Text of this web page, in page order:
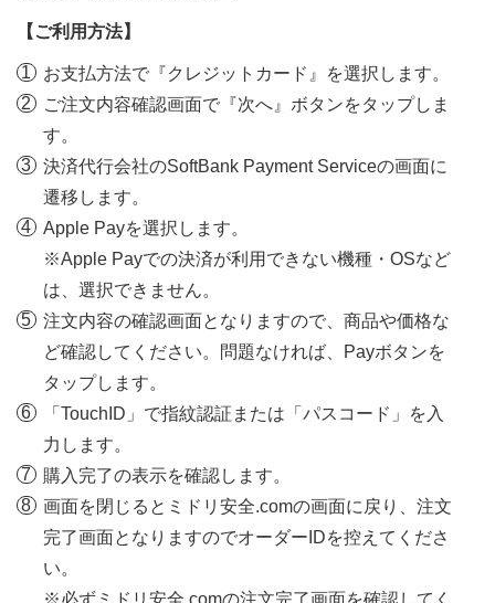
【ご利用方法】
お支払方法で『クレジットカード』を選択します。
ご注文内容確認画面で『次へ』ボタンをタップしま
す。
決済代行会社のSoftBank Payment Serviceの画面に
遷移します。
Apple Payを選択します。
※Apple Payでの決済が利用できない機種・OSなど
は、選択できません。
注文内容の確認画面となりますので、商品や価格な
ど確認してください。問題なければ、Payボタンを
タップします。
「TouchID」で指紋認証または「パスコード」を入
力します。
購入完了の表示を確認します。
画面を閉じるとミドリ安全.comの画面に戻り、注文
完了画面となりますのでオーダーIDを控えてくださ
い。
※必ずミドリ安全.comの注文完了画面を確認してく